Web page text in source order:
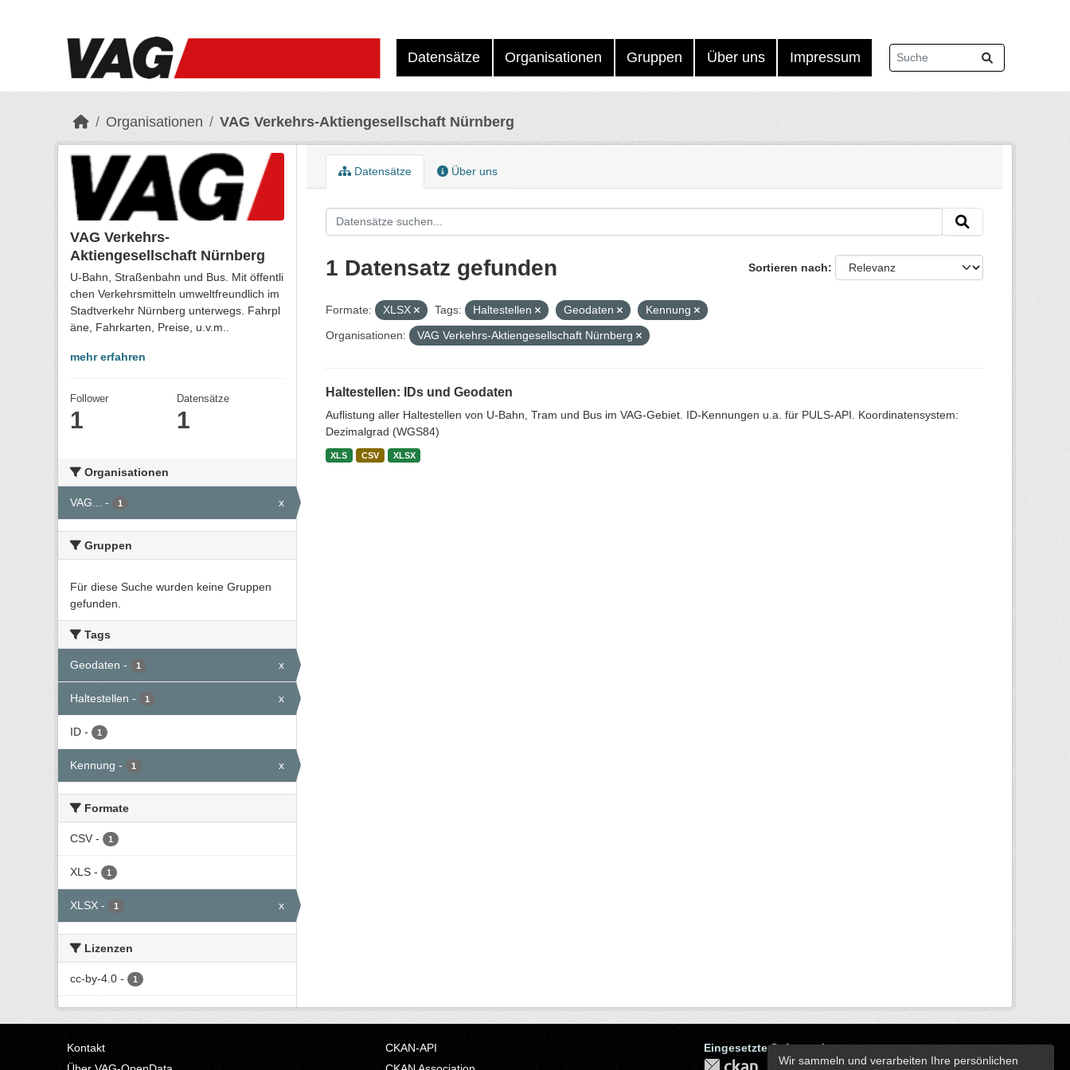
Datensätze Organisationen Gruppen Über uns Impressum
Organisationen VAG Verkehrs-Aktiengesellschaft Nürnberg
VAG Verkehrs-
Aktiengesellschaft Nürnberg
U-Bahn, Straßenbahn und Bus. Mit öffentli
chen Verkehrsmitteln umweltfreundlich im
Stadtverkehr Nürnberg unterwegs. Fahrpl
äne, Fahrkarten, Preise, u.v.m..
mehr erfahren
Follower
1
Datensätze
1
Organisationen
VAG... - 1 x
Gruppen
Für diese Suche wurden keine Gruppen
gefunden.
Tags
Geodaten - 1 x
Haltestellen - 1 x
ID - 1
Kennung - 1 x
Formate
CSV - 1
XLS - 1
XLSX - 1 x
Lizenzen
cc-by-4.0 - 1
Datensätze Über uns
Sortieren nach
1 Datensatz gefunden
Formate: XLSX Tags: Haltestellen Geodaten
Kennung
Organisationen:
VAG Verkehrs-Aktiengesellschaft Nürnberg
Haltestellen: IDs und Geodaten
Auflistung aller Haltestellen von U-Bahn, Tram und Bus im VAG-Gebiet. ID-Kennungen u.a. für PULS-API. Koordinatensystem:
Dezimalgrad (WGS84)
XLS CSV XLSX
Kontakt
CKAN-API
Eingesetzte Software ist
Wir sammeln und verarbeiten Ihre persönlichen